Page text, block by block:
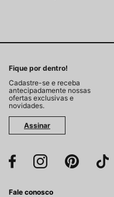
Fique por dentro!
Cadastre-se e receba
antecipadamente nossas
ofertas exclusivas e
novidades.
Assinar
Fale conosco